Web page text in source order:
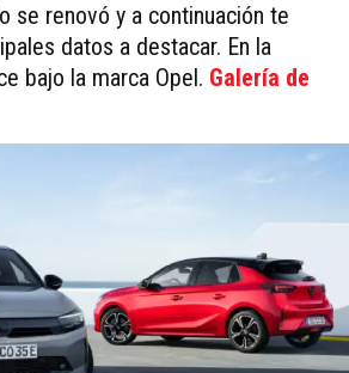
se renovó y a continuación te
datos a destacar. En la
bajo la marca Opel. Galería de